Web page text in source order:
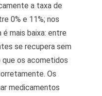
a taxa de
0% e 11%; nos
mais baixa: entre
se recupera sem
os acometidos
Os
medicamentos